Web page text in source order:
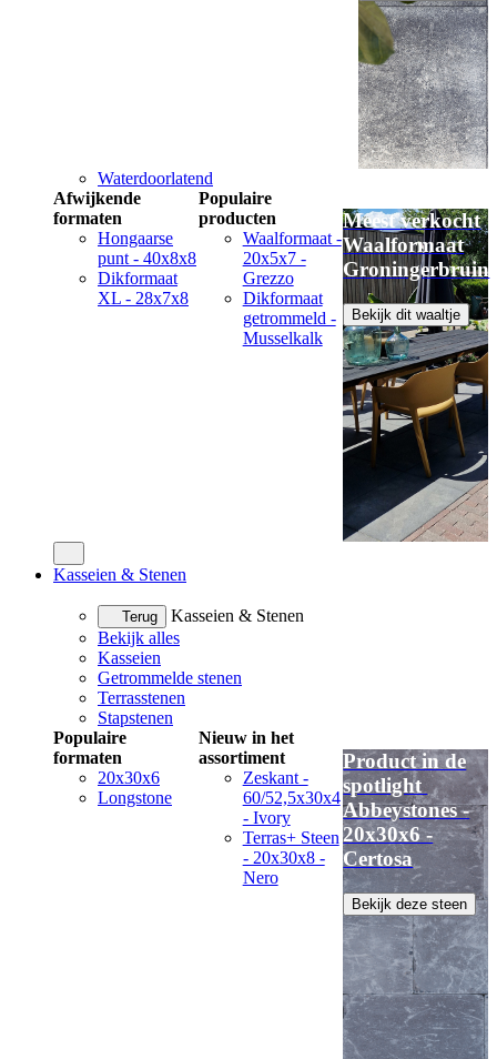
Waterdoorlatend
Afwijkende
formaten
Hongaarse
punt - 40x8x8
Dikformaat
XL - 28x7x8
Populaire
producten
Waalformaat -
20x5x7 -
Grezzo
Dikformaat
getrommeld -
Musselkalk
Meest verkocht
Waalformaat
Groningerbruin
Bekijk dit waaltje
Kasseien & Stenen
Terug
Kasseien & Stenen
Bekijk alles
Kasseien
Getrommelde stenen
Terrasstenen
Stapstenen
Populaire
formaten
20x30x6
Longstone
Nieuw in het
assortiment
Zeskant -
60/52,5x30x4
- Ivory
Terras+ Steen
- 20x30x8 -
Nero
Product in de
spotlight
Abbeystones -
20x30x6 -
Certosa
Bekijk deze steen